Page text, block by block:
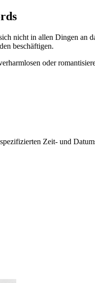
nicht in allen Dingen an
beschäftigen.
oder
Zeit- und